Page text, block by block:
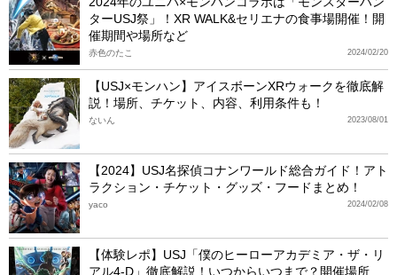
ターUSJ祭」！XR WALK&セリエナの食事場開催！開
催期間や場所など
2024/02/20
赤色のたこ
【USJ×モンハン】アイスボーンXRウォークを徹底解
説！場所、チケット、内容、利用条件も！
2023/08/01
ないん
【2024】USJ名探偵コナンワールド総合ガイド！アト
ラクション・チケット・グッズ・フードまとめ！
2024/02/08
yaco
【体験レポ】USJ「僕のヒーローアカデミア・ザ・リ
アル4-D」徹底解説！いつからいつまで？開催場所